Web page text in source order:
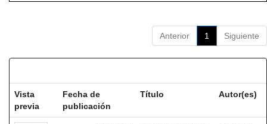
Anterior 1 Siguiente
Vista
previa
Fecha de
publicación
Título Autor(es)